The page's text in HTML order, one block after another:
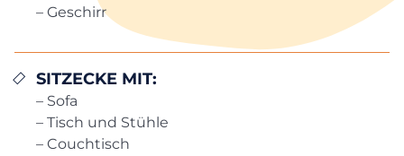
– Geschirr
SITZECKE MIT:
– Sofa
– Tisch und Stühle
– Couchtisch